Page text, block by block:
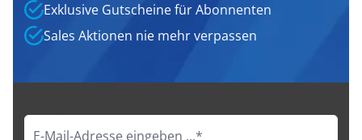
Exklusive Gutscheine für Abonnenten
Sales Aktionen nie mehr verpassen